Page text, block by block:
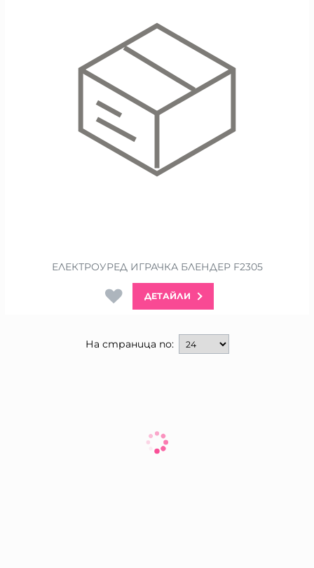
ЕЛЕКТРОУРЕД ИГРАЧКА БЛЕНДЕР F2305
ДЕТАЙЛИ
На страница по: